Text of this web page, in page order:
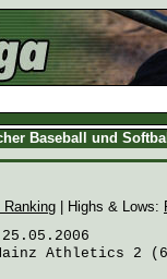
Baseball und
Ranking | Highs & Lows:
Athletics 2